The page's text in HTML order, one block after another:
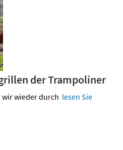
der Trampoliner
wir wieder durch lesen Sie